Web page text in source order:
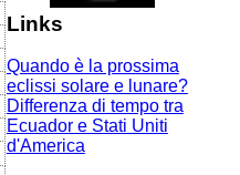
Links
Quando è la prossima
eclissi solare e lunare?
Differenza di tempo tra
Ecuador e Stati Uniti
d'America